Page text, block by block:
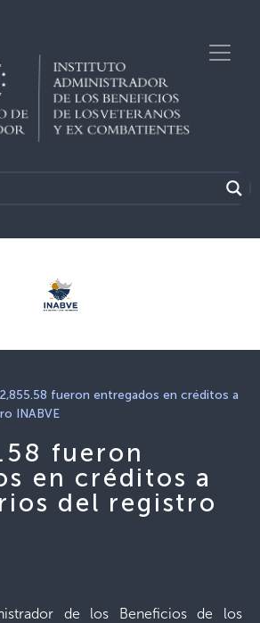
fueron entregados en créditos a
INABVE
fueron
en créditos a
del registro
de los Beneficios de los